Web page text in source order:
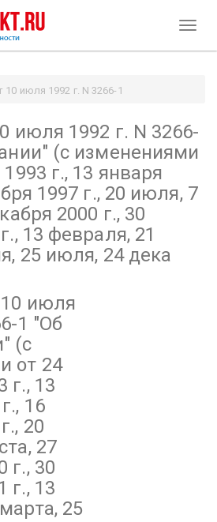
10 июля 1992 г. N 3266-1
1993 г., 13 января 1996 г., 16
августа, 27 декабря 2000 г., 30
21 марта, 25 июня, 25 июля, 24
июля 1992 г. N 3266-
(с изменениями
г., 13 января
1997 г., 20 июля, 7
2000 г., 30
13 февраля, 21
25 июля, 24 дека
июля
1 "Об
(с
от 24
г., 13
16
20
27
г., 30
г., 13
25